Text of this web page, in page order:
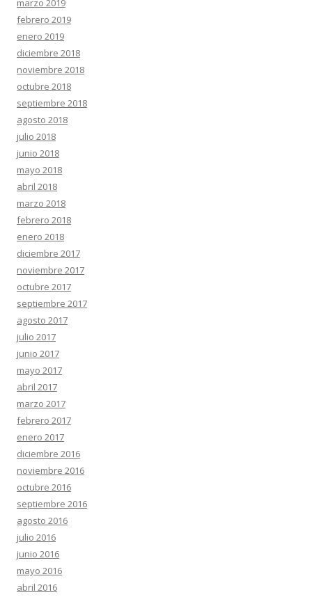
marzo 2019
febrero 2019
enero 2019
diciembre 2018
noviembre 2018
octubre 2018
septiembre 2018
agosto 2018
julio 2018
junio 2018
mayo 2018
abril 2018
marzo 2018
febrero 2018
enero 2018
diciembre 2017
noviembre 2017
octubre 2017
septiembre 2017
agosto 2017
julio 2017
junio 2017
mayo 2017
abril 2017
marzo 2017
febrero 2017
enero 2017
diciembre 2016
noviembre 2016
octubre 2016
septiembre 2016
agosto 2016
julio 2016
junio 2016
mayo 2016
abril 2016